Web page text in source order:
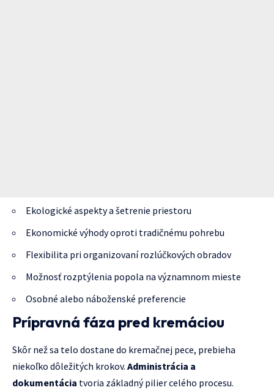
Ekologické aspekty a šetrenie priestoru
Ekonomické výhody oproti tradičnému pohrebu
Flexibilita pri organizovaní rozlúčkových obradov
Možnosť rozptýlenia popola na významnom mieste
Osobné alebo náboženské preferencie
Prípravná fáza pred kremáciou
Skôr než sa telo dostane do kremačnej pece, prebieha
niekoľko dôležitých krokov. Administrácia a
dokumentácia tvoria základný pilier celého procesu.